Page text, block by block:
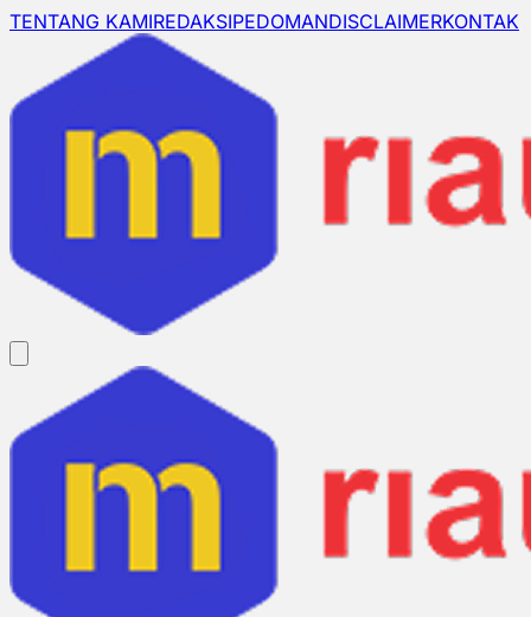
TENTANG KAMIREDAKSIPEDOMANDISCLAIMERKONTAK